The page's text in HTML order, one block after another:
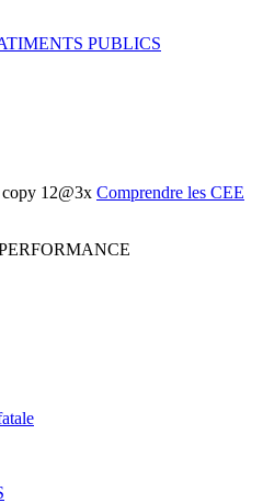
PUBLICS
Comprendre les CEE